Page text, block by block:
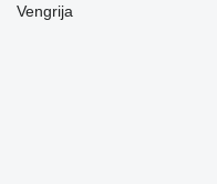
Vengrija